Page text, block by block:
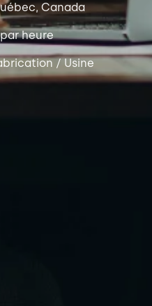
, Canada
heure
/ Usine